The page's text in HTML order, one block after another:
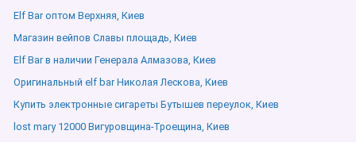
Elf Bar оптом Верхняя, Киев
Магазин вейпов Славы площадь, Киев
Elf Bar в наличии Генерала Алмазова, Киев
Оригинальный elf bar Николая Лескова, Киев
Купить электронные сигареты Бутышев переулок, Киев
lost mary 12000 Вигуровщина-Троещина, Киев